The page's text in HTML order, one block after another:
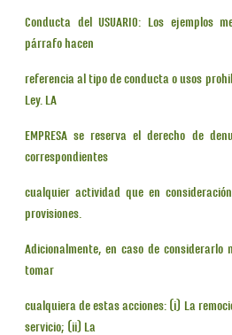
Conducta del USUARIO: Los ejemplos
párrafo hacen
referencia al tipo de conducta o usos
Ley. LA
EMPRESA se reserva el derecho de
correspondientes
cualquier actividad que en consideración
provisiones.
Adicionalmente, en caso de considerarlo
tomar
cualquiera de estas acciones: (i) La
servicio; (ii) La